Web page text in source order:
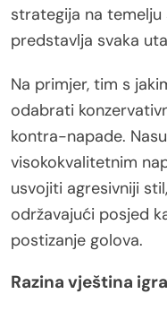
strategija na temelju
predstavlja svaka
Na primjer, tim s
odabrati
kontra-napade.
visokokvalitetnim
usvojiti agresivniji
održavajući posjed
postizanje golova.
Razina vještina